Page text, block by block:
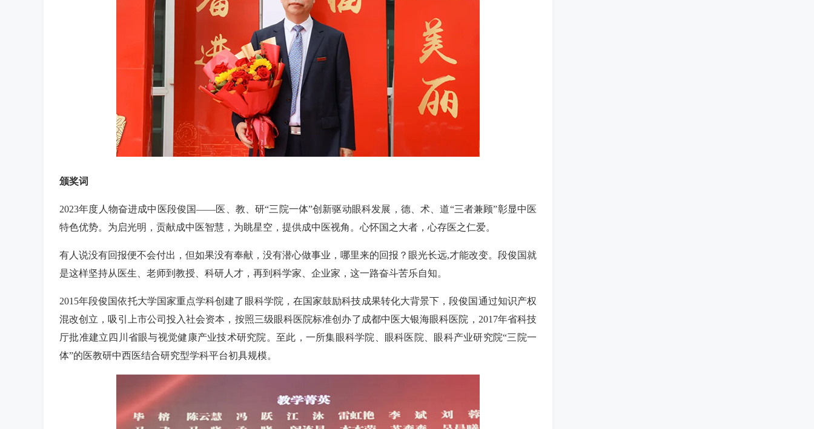
颁奖词
2023年度人物奋进成中医段俊国——医、教、研“三院一体”创新驱动眼科发展，德、术、道“三者兼顾”彰显中医
特色优势。为启光明，贡献成中医智慧，为眺星空，提供成中医视角。心怀国之大者，心存医之仁爱。
有人说没有回报便不会付出，但如果没有奉献，没有潜心做事业，哪里来的回报？眼光长远,才能改变。段俊国就
是这样坚持从医生、老师到教授、科研人才，再到科学家、企业家，这一路奋斗苦乐自知。
2015年段俊国依托大学国家重点学科创建了眼科学院，在国家鼓励科技成果转化大背景下，段俊国通过知识产权
混改创立，吸引上市公司投入社会资本，按照三级眼科医院标准创办了成都中医大银海眼科医院，2017年省科技
厅批准建立四川省眼与视觉健康产业技术研究院。至此，一所集眼科学院、眼科医院、眼科产业研究院“三院一
体”的医教研中西医结合研究型学科平台初具规模。